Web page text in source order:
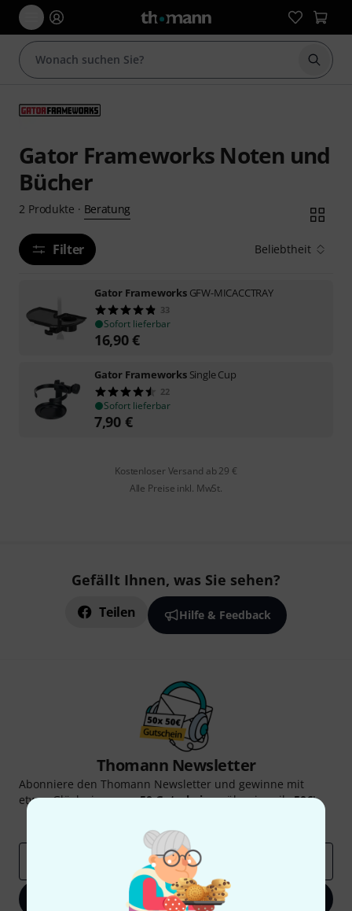
Suche
Gator Frameworks Noten und
Bücher
2 Produkte · Beratung
Filter Beliebtheit
Gator Frameworks GFW-MICACCTRAY
33
Sofort lieferbar
16,90€
Gator Frameworks Single Cup
22
Sofort lieferbar
7,90 €
Kostenloser Versand ab 29 €
Alle Preise inkl. MwSt.
Gefällt Ihnen, was Sie sehen?
Teilen Hilfe & Feedback
Thomann Newsletter
Abonniere den Thomann Newsletter und gewinne mit
etwas Glück einen von50 Gutscheinenüber jeweils50€!
Jetzt anmelden